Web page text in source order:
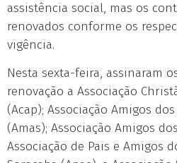
assistência social, mas os
renovados conforme os
vigência.
Nesta sexta-feira, assinaram
renovação a Associação
(Acap); Associação Amigos
(Amas); Associação Amigos
Associação de Pais e Amigos